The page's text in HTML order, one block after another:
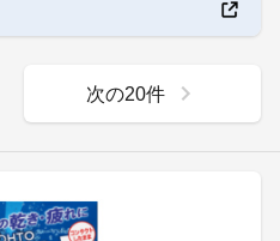
次の20件